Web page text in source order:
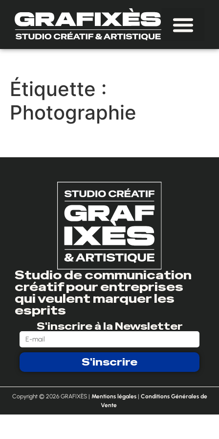
Étiquette :
Photographie
Studio de communication
créatif pour entreprises
qui veulent marquer les
esprits
S'inscrire à la Newsletter
S'inscrire
Copyright © 2026 GRAFIXÈS | Mentions légales | Conditions Générales de
Vente